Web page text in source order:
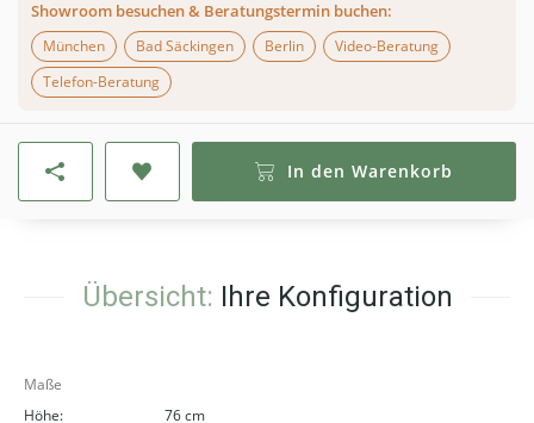
Showroom besuchen & Beratungstermin buchen:
München
Bad Säckingen Berlin
Video-Beratung
Telefon-Beratung
In den Warenkorb
Übersicht: Ihre Konfiguration
Maße
Höhe:
76 cm